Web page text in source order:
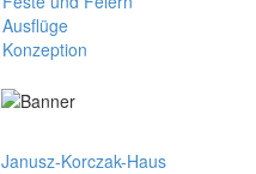
Ausflüge
Konzeption
Janusz-Korczak-Haus